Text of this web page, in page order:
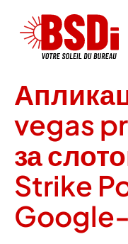
vegas
за
Strike
Google-